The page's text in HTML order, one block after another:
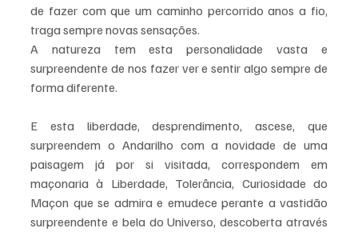
de fazer com que um caminho percorrido anos a fio,
traga sempre novas sensações.
A natureza tem esta personalidade vasta e
surpreendente de nos fazer ver e sentir algo sempre de
forma diferente.
E esta liberdade, desprendimento, ascese, que
surpreendem o Andarilho com a novidade de uma
paisagem já por si visitada, correspondem em
maçonaria à Liberdade, Tolerância, Curiosidade do
Maçon que se admira e emudece perante a vastidão
surpreendente e bela do Universo, descoberta através